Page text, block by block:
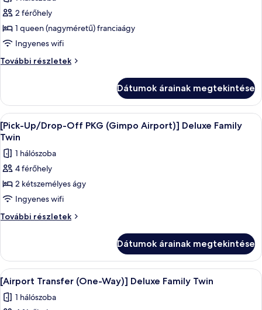
Queen
részletei
összes
képének
megtekintése:
[Airport
Transfer
Way)]
Deluxe
Queen
2 férőhely
1 queen (nagyméretű) franciaágy
Ingyenes wifi
További részletek
[Airport
Deluxe
Queen
további
részletei
Dátumok árainak megtekintése
A
következő
szoba
összes
képének
megtekintése:
[Pick-
Up/Drop-
(Gimpo
Airport)]
Deluxe
Family
Twin
Prémium ágynemű, széf a szobában,
3
[Pick-Up/Drop-Off PKG (Gimpo Airport)] Deluxe Family
Twin
1 hálószoba
4 férőhely
2 kétszemélyes ágy
Ingyenes wifi
További részletek
[Pick-
(Gimpo
Airport)]
Deluxe
Family
Twin
Dátumok árainak megtekintése
A
következő
szoba
Prémium ágynemű, széf a szobában,
3
[Airport Transfer (One-Way)] Deluxe Family Twin
1 hálószoba